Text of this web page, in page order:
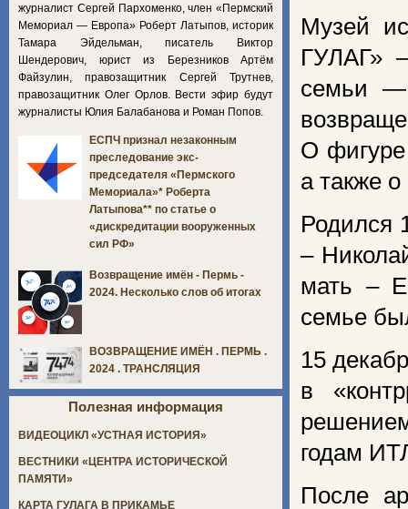
Музей
ГУЛАГ»
семьи —
О
а также о
Родился
–
мать –
семье
15
в
годам
После
журналист Сергей Пархоменко, член «Пермский
Мемориал — Европа» Роберт Латыпов, историк
Тамара Эйдельман, писатель Виктор
Шендерович, юрист из Березников Артём
Файзулин, правозащитник Сергей Трутнев,
правозащитник Олег Орлов. Вести эфир будут
журналисты Юлия Балабанова и Роман Попов.
ЕСПЧ признал незаконным
преследование экс-
председателя «Пермского
Мемориала»* Роберта
Латыпова** по статье о
«дискредитации вооруженных
сил РФ»
Возвращение имён - Пермь -
2024. Несколько слов об итогах
ВОЗВРАЩЕНИЕ ИМЁН . ПЕРМЬ .
2024 . ТРАНСЛЯЦИЯ
Полезная информация
ВИДЕОЦИКЛ «УСТНАЯ ИСТОРИЯ»
ВЕСТНИКИ «ЦЕНТРА ИСТОРИЧЕСКОЙ
ПАМЯТИ»
КАРТА ГУЛАГА В ПРИКАМЬЕ